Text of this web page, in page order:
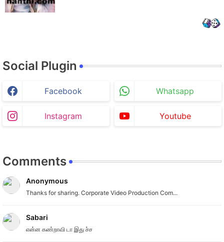
Social Plugin
Facebook Whatsapp
Instagram Youtube
Comments
Anonymous
Thanks for sharing. Corporate Video Production Com...
Sabari
என்ன கண்றாவி டா இது ச்ச